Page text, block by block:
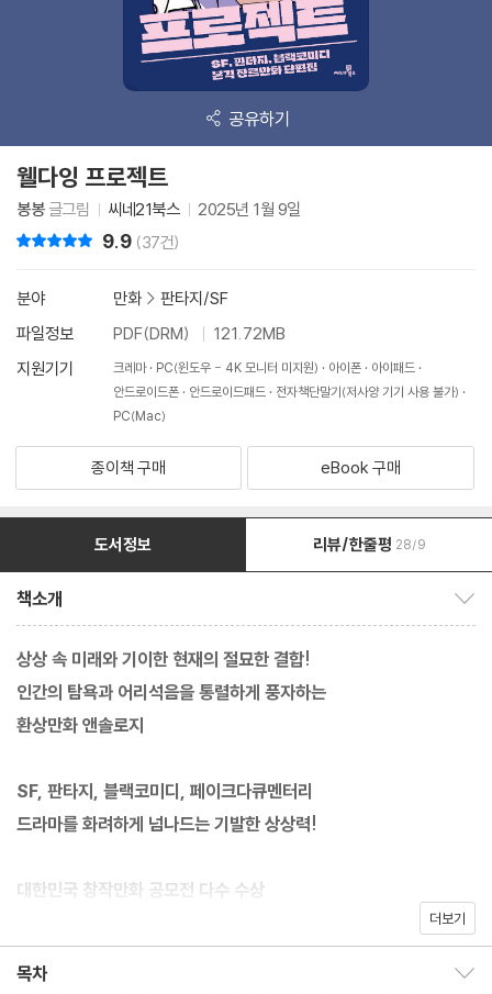
공유하기
웰다잉 프로젝트
봉봉글그림 씨네21북스 2025년 1월 9일
9.9 (37건)
분야 만화 > 판타지/SF
파일정보
PDF(DRM)
121.72MB
지원기기
크레마 PC(윈도우 - 4K 모니터 미지원) 아이폰
아이패드
안드로이드폰
안드로이드패드
전자책단말기(저사양 기기 사용 불가)
PC(Mac)
종이책 구매 eBook 구매
도서정보 리뷰/한줄평 28/9
책소개
상상 속 미래와 기이한 현재의 절묘한 결합!
인간의 탐욕과 어리석음을 통렬하게 풍자하는
환상만화 앤솔로지
SF, 판타지, 블랙코미디, 페이크다큐멘터리
드라마를 화려하게 넘나드는 기발한 상상력!
대한민국 창작만화 공모전 다수 수상
대한민국 창작만화 공모전에서 다수 수상하고, 카카오웹툰에서 다
더보기
목차